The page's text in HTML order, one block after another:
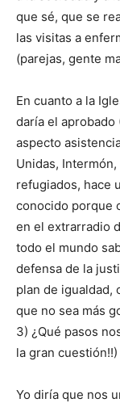
que sé, que se
las visitas a
(parejas, gente
En cuanto a la
daría el aprobado
aspecto
Unidas,
refugiados, hace
conocido porque
en el extrarradio
todo el mundo
defensa de la
plan de igualdad,
que no sea más
3) ¿Qué pasos
la gran cuestión!!)
Yo diría que nos